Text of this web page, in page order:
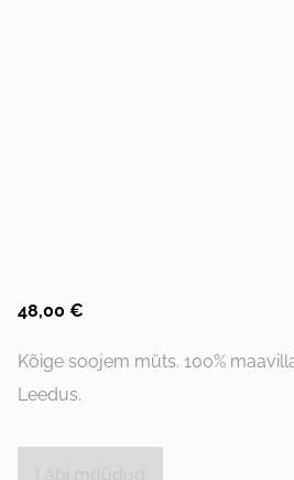
48,00 €
Kõige soojem müts. 100%
Leedus.